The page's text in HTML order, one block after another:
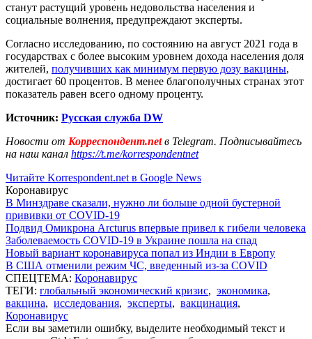
станут растущий уровень недовольства населения и
социальные волнения, предупреждают эксперты.
Согласно исследованию, по состоянию на август 2021 года в
государствах с более высоким уровнем дохода населения доля
жителей, получивших как минимум первую дозу вакцины,
достигает 60 процентов. В менее благополучных странах этот
показатель равен всего одному проценту.
Источник: Русская служба DW
Новости от Корреспондент.netв Telegram. Подписывайтесь
на наш канал https://t.me/korrespondentnet
Читайте Korrespondent.net в Google News
Коронавирус
В Минздраве сказали, нужно ли больше одной бустерной
прививки от COVID-19
Подвид Омикрона Arcturus впервые привел к гибели человека
Заболеваемость COVID-19 в Украине пошла на спад
Новый вариант коронавируса попал из Индии в Европу
В США отменили режим ЧС, введенный из-за COVID
СПЕЦТЕМА: Коронавирус
ТЕГИ: глобальный экономический кризис, экономика,
вакцина, исследования, эксперты, вакцинация,
Коронавирус
Если вы заметили ошибку, выделите необходимый текст и